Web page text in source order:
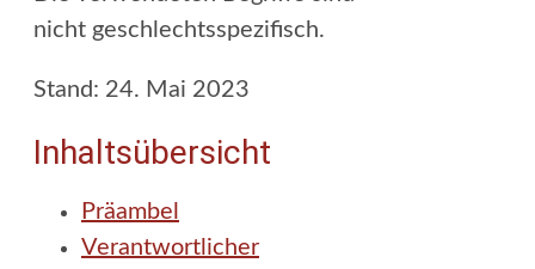
nicht geschlechtsspezifisch.
Stand: 24. Mai 2023
Inhaltsübersicht
Präambel
Verantwortlicher